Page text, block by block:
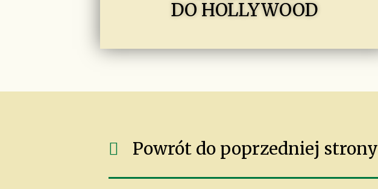
DO HOLLYWOOD
Powrót do poprzedniej strony